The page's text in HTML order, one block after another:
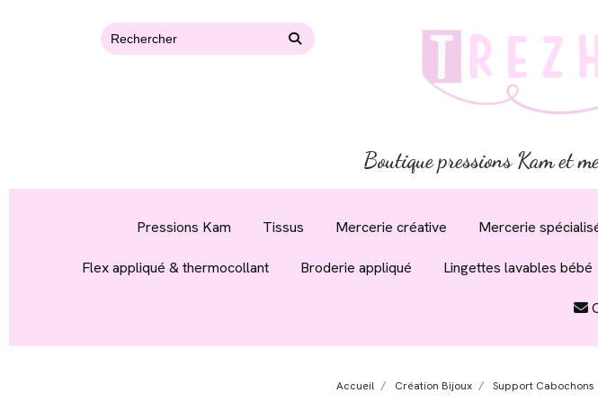
Boutique pressions Kam et
Pressions Kam Tissus Mercerie créative Mercerie
Flex appliqué & thermocollant Broderie appliqué Lingettes lavables bébé
Accueil Création Bijoux Support Cabochons